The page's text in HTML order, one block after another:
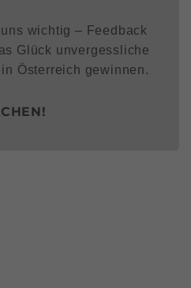
wichtig – Feedback
Glück unvergessliche
Österreich gewinnen.